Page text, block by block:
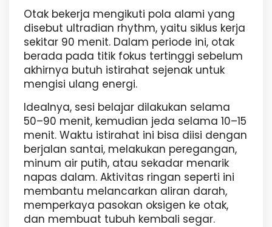
Otak bekerja mengikuti pola alami yang
disebut ultradian rhythm, yaitu siklus kerja
sekitar 90 menit. Dalam periode ini, otak
berada pada titik fokus tertinggi sebelum
akhirnya butuh istirahat sejenak untuk
mengisi ulang energi.
Idealnya, sesi belajar dilakukan selama
50–90 menit, kemudian jeda selama 10–15
menit. Waktu istirahat ini bisa diisi dengan
berjalan santai, melakukan peregangan,
minum air putih, atau sekadar menarik
napas dalam. Aktivitas ringan seperti ini
membantu melancarkan aliran darah,
memperkaya pasokan oksigen ke otak,
dan membuat tubuh kembali segar.